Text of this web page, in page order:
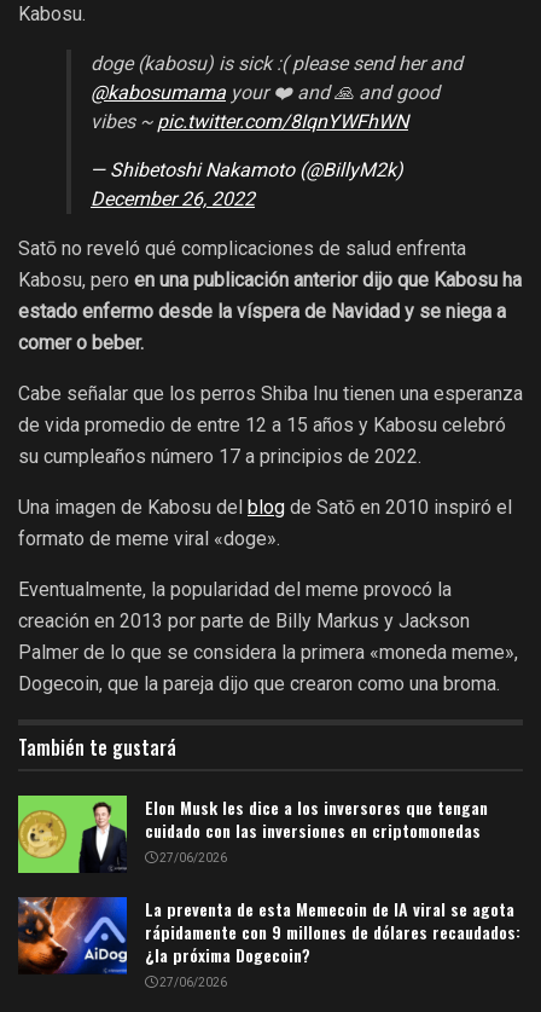
Kabosu.
doge (kabosu) is sick :( please send her and
@kabosumama your ❤️ and 🙏 and good
vibes ~pic.twitter.com/8IqnYWFhWN
— Shibetoshi Nakamoto (@BillyM2k)
December 26, 2022
Satō no reveló qué complicaciones de salud enfrenta
Kabosu, pero en una publicación anterior dijo que Kabosu ha
estado enfermo desde la víspera de Navidad y se niega a
comer o beber.
Cabe señalar que los perros Shiba Inu tienen una esperanza
de vida promedio de entre 12 a 15 años y Kabosu celebró
su cumpleaños número 17 a principios de 2022.
Una imagen de Kabosu del blog de Satō en 2010 inspiró el
formato de meme viral «doge».
Eventualmente, la popularidad del meme provocó la
creación en 2013 por parte de Billy Markus y Jackson
Palmer de lo que se considera la primera «moneda meme»,
Dogecoin, que la pareja dijo que crearon como una broma.
También te gustará
Elon Musk les dice a los inversores que tengan
cuidado con las inversiones en criptomonedas
27/06/2026
La preventa de esta Memecoin de IA viral se agota
rápidamente con 9 millones de dólares recaudados:
¿la próxima Dogecoin?
27/06/2026